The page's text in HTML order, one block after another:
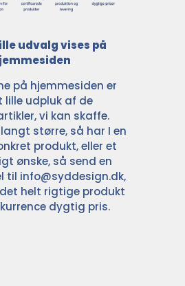
udvalg vises på
på hjemmesiden er
lille udpluk af de
vi kan skaffe.
større, så har I en
produkt, eller et
ønske, så send en
til info@syddesign.dk,
helt rigtige produkt
dygtig pris.